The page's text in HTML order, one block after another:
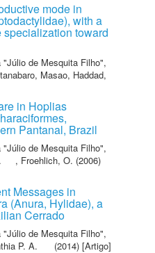
mode in
with a
specialization toward
de Mesquita Filho",
Masao, Haddad,
in Hoplias
Pantanal, Brazil
de Mesquita Filho",
, Froehlich, O. (2006)
Messages in
(Anura, Hylidae), a
Cerrado
de Mesquita Filho",
P. A. (2014) [Artigo]